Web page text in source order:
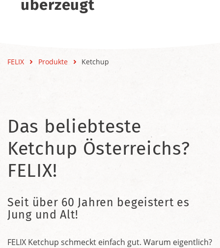
überzeugt
FELIX Produkte Ketchup
Das beliebteste
Ketchup Österreichs?
FELIX!
Seit über 60 Jahren begeistert es
Jung und Alt!
FELIX Ketchup schmeckt einfach gut. Warum eigentlich?